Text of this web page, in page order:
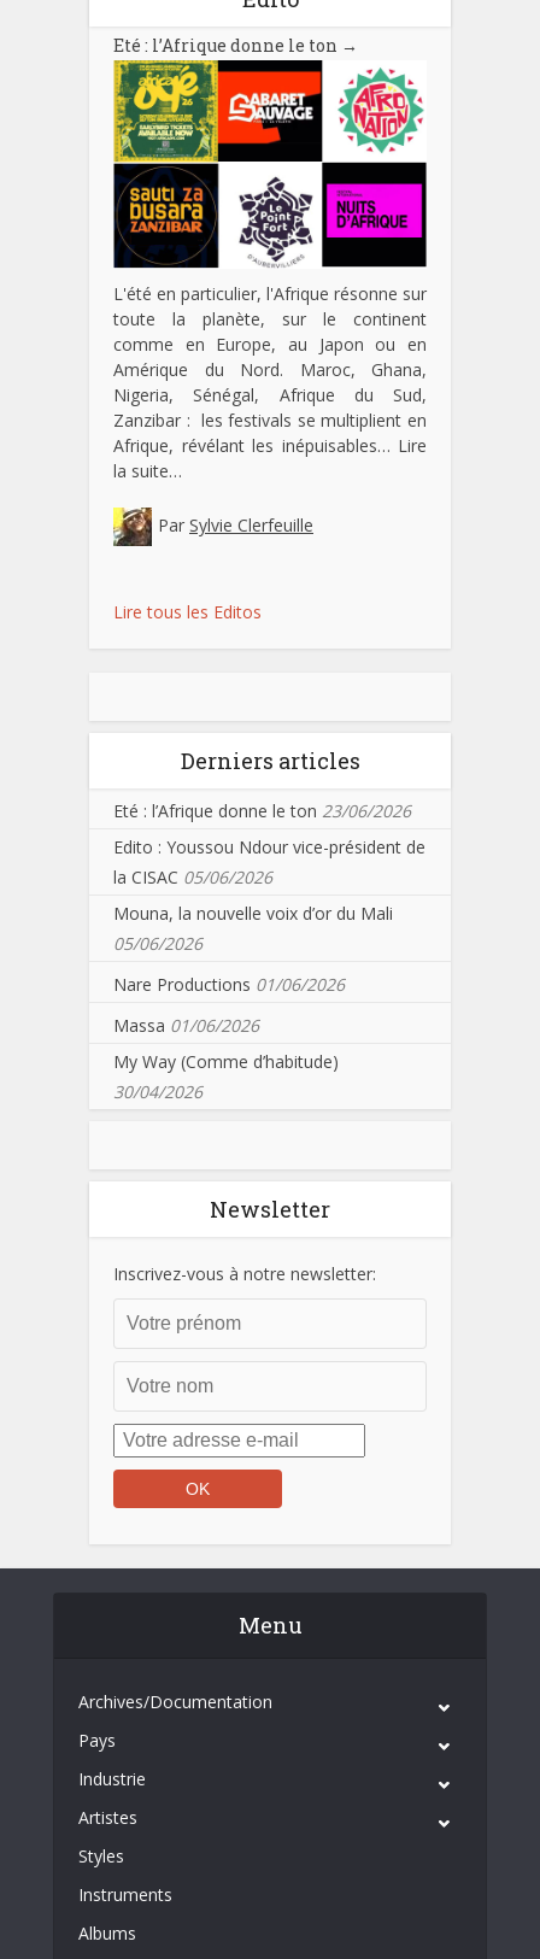
Eté : l’Afrique donne le ton →
L'été en particulier, l'Afrique résonne sur
toute la planète, sur le continent
comme en Europe, au Japon ou en
Amérique du Nord. Maroc, Ghana,
Nigeria, Sénégal, Afrique du Sud,
Zanzibar : les festivals se multiplient en
Afrique, révélant les inépuisables… Lire
la suite…
Par Sylvie Clerfeuille
Lire tous les Editos
Derniers articles
Eté : l’Afrique donne le ton 23/06/2026
Edito : Youssou Ndour vice-président de
la CISAC 05/06/2026
Mouna, la nouvelle voix d’or du Mali
05/06/2026
Nare Productions 01/06/2026
Massa 01/06/2026
My Way (Comme d’habitude)
30/04/2026
Newsletter
Inscrivez-vous à notre newsletter:
Menu
Archives/Documentation
Pays
Industrie
Artistes
Styles
Instruments
Albums